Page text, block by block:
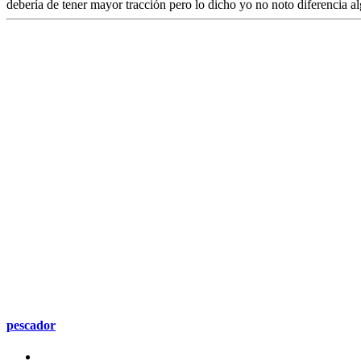
debería de tener mayor tracción pero lo dicho yo no noto diferencia
pescador